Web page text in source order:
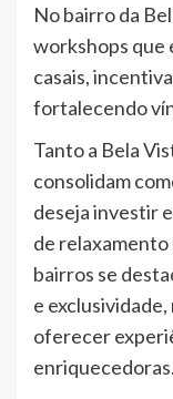
No bairro da
workshops que
casais,
fortalecendo
Tanto a Bela
consolidam
deseja investir
de
bairros se
e
oferecer
enriquecedoras.